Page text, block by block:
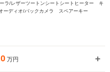
/レザーツートンシートシートヒーター キ
ーディオ/バックカメラ スペアーキー
万円